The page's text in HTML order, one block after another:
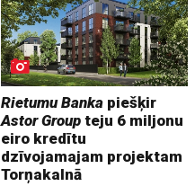
Rietumu Banka piešķir
Astor Group teju 6 miljonu
eiro kredītu
dzīvojamajam projektam
Torņakalnā